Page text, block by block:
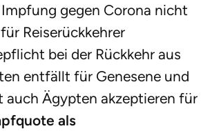
gegen Corona nicht
Reiserückkehrer
bei der Rückkehr aus
entfällt für Genesene und
Ägypten akzeptieren für
als